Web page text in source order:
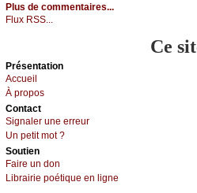
Plus de commentaires...
Flux RSS...
Ce
Présеntаtion
Acсuеil
À prоpos
Cоntact
Signaler une errеur
Un pеtit mоt ?
Sоutien
Fаirе un dоn
Librairiе pоétique en lignе